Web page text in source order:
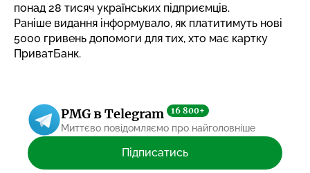
понад 28 тисяч українських підприємців.
Раніше видання інформувало, як платитимуть нові
5000 гривень допомоги для тих, хто має картку
ПриватБанк.
PMG в Telegram 16 800+
Миттєво повідомляємо про найголовніше
Підписатись